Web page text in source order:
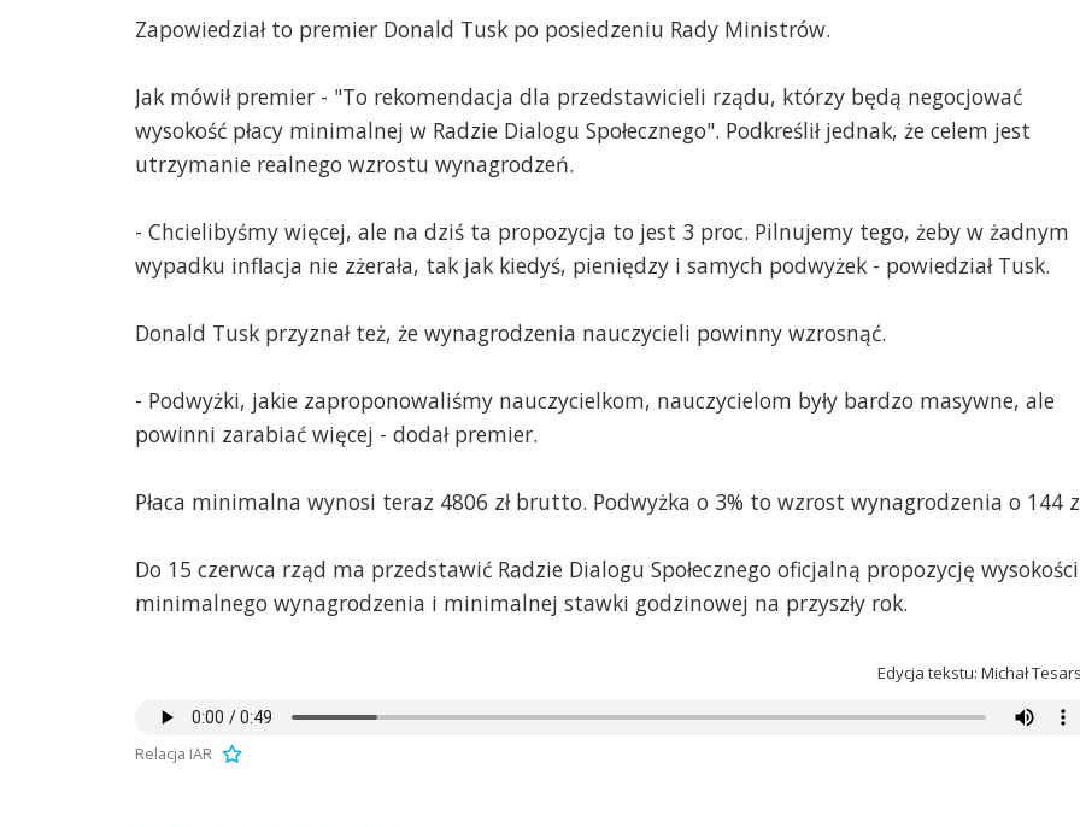
Zapowiedział to premier Donald Tusk po posiedzeniu Rady Ministrów.
Jak mówił premier - "To rekomendacja dla przedstawicieli rządu, którzy będą negocjować
wysokość płacy minimalnej w Radzie Dialogu Społecznego". Podkreślił jednak, że celem jest
utrzymanie realnego wzrostu wynagrodzeń.
- Chcielibyśmy więcej, ale na dziś ta propozycja to jest 3 proc. Pilnujemy tego, żeby w żadnym
wypadku inflacja nie zżerała, tak jak kiedyś, pieniędzy i samych podwyżek - powiedział Tusk.
Donald Tusk przyznał też, że wynagrodzenia nauczycieli powinny wzrosnąć.
- Podwyżki, jakie zaproponowaliśmy nauczycielkom, nauczycielom były bardzo masywne, ale
powinni zarabiać więcej - dodał premier.
Płaca minimalna wynosi teraz 4806 zł brutto. Podwyżka o 3% to wzrost wynagrodzenia o 144
Do 15 czerwca rząd ma przedstawić Radzie Dialogu Społecznego oficjalną propozycję wysokości
minimalnego wynagrodzenia i minimalnej stawki godzinowej na przyszły rok.
Edycja tekstu: Michał
Relacja IAR